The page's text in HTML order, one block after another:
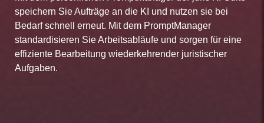
speichern Sie Aufträge an die KI und nutzen sie bei
Bedarf schnell erneut. Mit dem PromptManager
standardisieren Sie Arbeitsabläufe und sorgen für eine
effiziente Bearbeitung wiederkehrender juristischer
Aufgaben.